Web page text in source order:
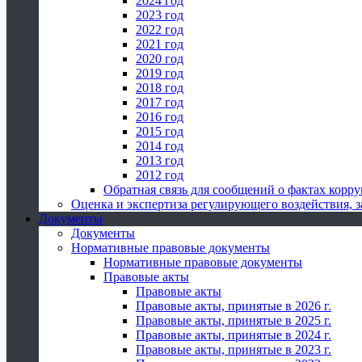
2023 год
2022 год
2021 год
2020 год
2019 год
2018 год
2017 год
2016 год
2015 год
2014 год
2013 год
2012 год
Обратная связь для сообщений о фактах
Оценка и экспертиза регулирующего
Документы
Документы
Нормативные правовые документы
Нормативные правовые документы
Правовые акты
Правовые акты
Правовые акты, принятые в 2026 г.
Правовые акты, принятые в 2025 г.
Правовые акты, принятые в 2024 г.
Правовые акты, принятые в 2023 г.